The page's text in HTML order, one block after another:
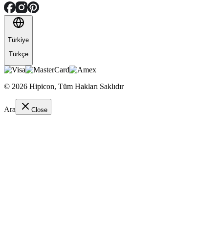
Türkiye
Türkçe
© 2026 Hipicon, Tüm Hakları Saklıdır
Ara Close